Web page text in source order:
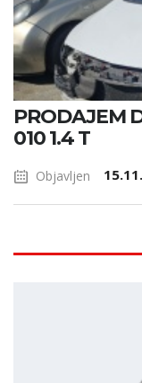
PRODAJEM
010 1.4 T
Objavljen